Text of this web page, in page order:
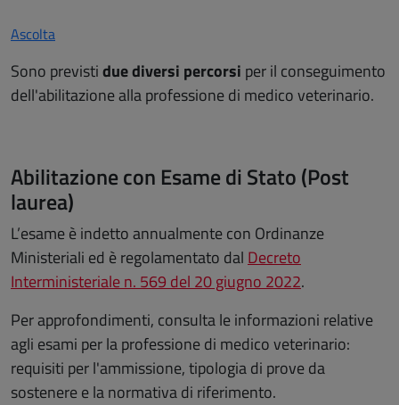
Ascolta
Sono previstidue diversi percorsi per il conseguimento
dell'abilitazione alla professione di medico veterinario.
Abilitazione con Esame di Stato (Post
laurea)
L’esame è indetto annualmente con Ordinanze
Ministeriali ed è regolamentato dal Decreto
Interministeriale n. 569 del 20 giugno 2022.
Per approfondimenti, consulta le informazioni relative
agli esami per la professione di medico veterinario:
requisiti per l'ammissione, tipologia di prove da
sostenere e la normativa di riferimento.